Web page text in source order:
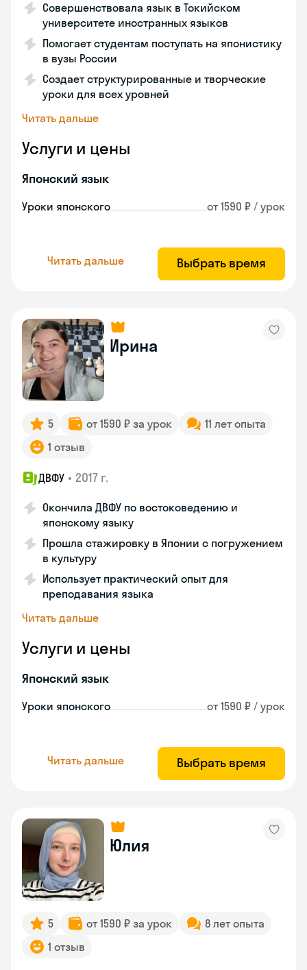
Совершенствовала язык в Токийском
университете иностранных языков
Помогает студентам поступать на японистику
в вузы России
Создает структурированные и творческие
уроки для всех уровней
Читать дальше
Услуги и цены
Японский язык
Уроки японского от 1590 ₽ / урок
Читать дальше Выбрать время
Ирина
5 от 1590 ₽ за урок
11 лет опыта
1 отзыв
ДВФУ • 2017 г.
Окончила ДВФУ по востоковедению и
японскому языку
Прошла стажировку в Японии с погружением
в культуру
Использует практический опыт для
преподавания языка
Читать дальше
Услуги и цены
Японский язык
Уроки японского от 1590 ₽ / урок
Читать дальше Выбрать время
Юлия
5 от 1590 ₽ за урок
8 лет опыта
1 отзыв